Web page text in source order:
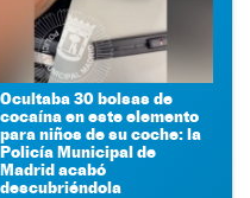
Ocultaba 30 bolsas de
cocaína en este elemento
para niños de su coche: la
Policía Municipal de
Madrid acabó
descubriéndola